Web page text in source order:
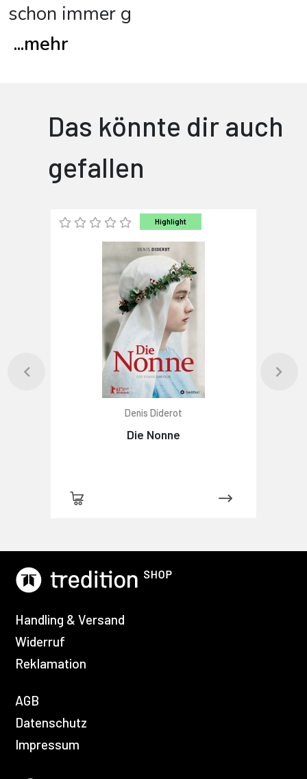
schon immer g
...mehr
Das könnte dir auch
gefallen
Highlight
Denis Diderot
Die Nonne
Handling & Versand
Widerruf
Reklamation
AGB
Datenschutz
Impressum